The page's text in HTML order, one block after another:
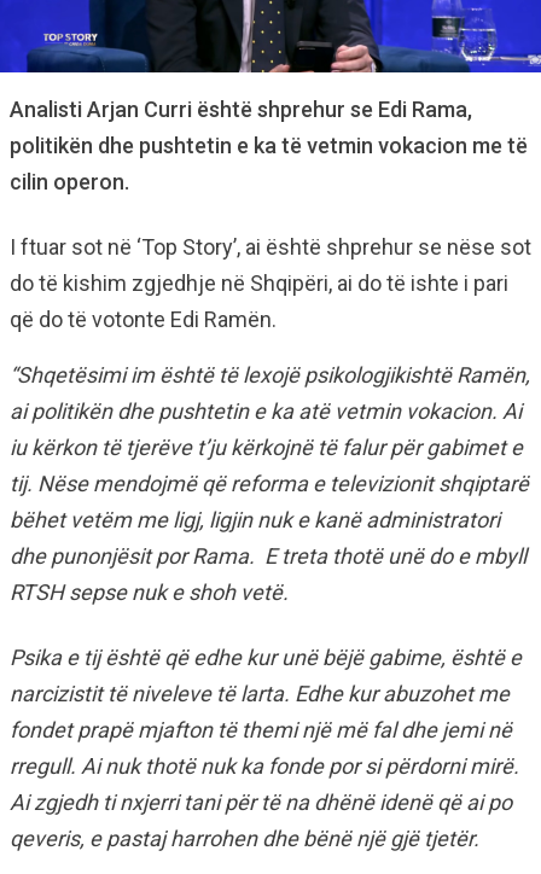
Analisti Arjan Curri është shprehur se Edi Rama,
politikën dhe pushtetin e ka të vetmin vokacion me të
cilin operon.
I ftuar sot në ‘Top Story’, ai është shprehur se nëse sot
do të kishim zgjedhje në Shqipëri, ai do të ishte i pari
që do të votonte Edi Ramën.
“Shqetësimi im është të lexojë psikologjikishtë Ramën,
ai politikën dhe pushtetin e ka atë vetmin vokacion. Ai
iu kërkon të tjerëve t’ju kërkojnë të falur për gabimet e
tij. Nëse mendojmë që reforma e televizionit shqiptarë
bëhet vetëm me ligj, ligjin nuk e kanë administratori
dhe punonjësit por Rama. E treta thotë unë do e mbyll
RTSH sepse nuk e shoh vetë.
Psika e tij është që edhe kur unë bëjë gabime, është e
narcizistit të niveleve të larta. Edhe kur abuzohet me
fondet prapë mjafton të themi një më fal dhe jemi në
rregull. Ai nuk thotë nuk ka fonde por si përdorni mirë.
Ai zgjedh ti nxjerri tani për të na dhënë idenë që ai po
qeveris, e pastaj harrohen dhe bënë një gjë tjetër.